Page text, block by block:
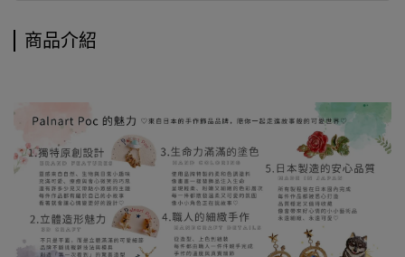
商品介紹